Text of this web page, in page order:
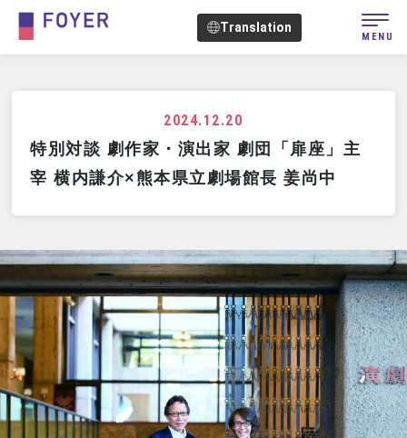
Translation
MENU
2024.12.20
特別対談 劇作家・演出家 劇団「扉座」主
宰 横内謙介×熊本県立劇場館長 姜尚中